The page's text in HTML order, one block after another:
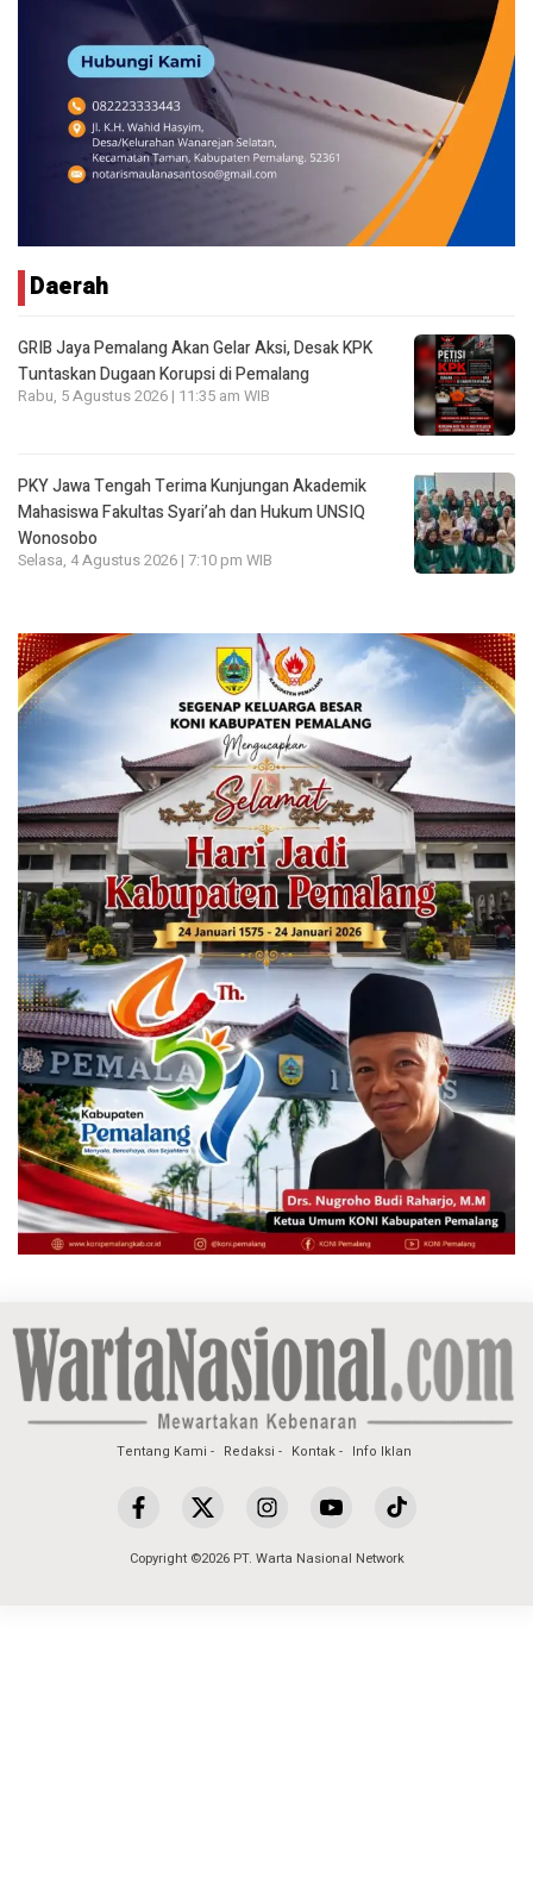
Daerah
GRIB Jaya Pemalang Akan Gelar Aksi, Desak KPK
Tuntaskan Dugaan Korupsi di Pemalang
Rabu, 5 Agustus 2026 | 11:35 am WIB
PKY Jawa Tengah Terima Kunjungan Akademik
Mahasiswa Fakultas Syari’ah dan Hukum UNSIQ
Wonosobo
Selasa, 4 Agustus 2026 | 7:10 pm WIB
Tentang Kami Redaksi Kontak Info Iklan
Copyright ©2026 PT. Warta Nasional Network